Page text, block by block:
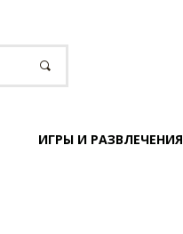
ИГРЫ И РАЗВЛЕЧЕНИЯ